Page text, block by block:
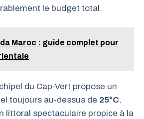
le budget total.
Maroc : guide complet pour
du Cap-Vert propose un
toujours au-dessus de 25°C.
littoral spectaculaire propice à la